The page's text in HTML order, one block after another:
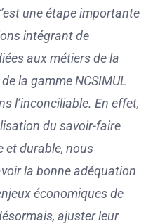
une étape importante
intégrant de
aux métiers de la
la gamme NCSIMUL
l’inconciliable. En effet,
du savoir-faire
et durable, nous
la bonne adéquation
économiques de
ajuster leur